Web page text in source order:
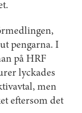
pengarna. I
på HRF
lyckades
men
eftersom det